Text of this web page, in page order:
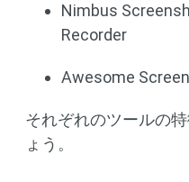
Nimbus
Recorder
Awesome
それぞれのツールの
ょう。